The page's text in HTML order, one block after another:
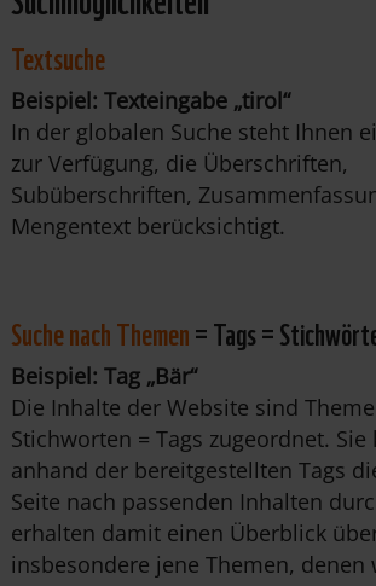
Textsuche
Beispiel: Texteingabe „tirol“
In der globalen Suche steht Ihnen
zur Verfügung, die Überschriften,
Subüberschriften,
Mengentext berücksichtigt.
Suche nach Themen= Tags =
Beispiel: Tag „Bär“
Die Inhalte der Website sind
Stichworten = Tags zugeordnet. Sie
anhand der bereitgestellten Tags
Seite nach passenden Inhalten
erhalten damit einen Überblick
insbesondere jene Themen, denen